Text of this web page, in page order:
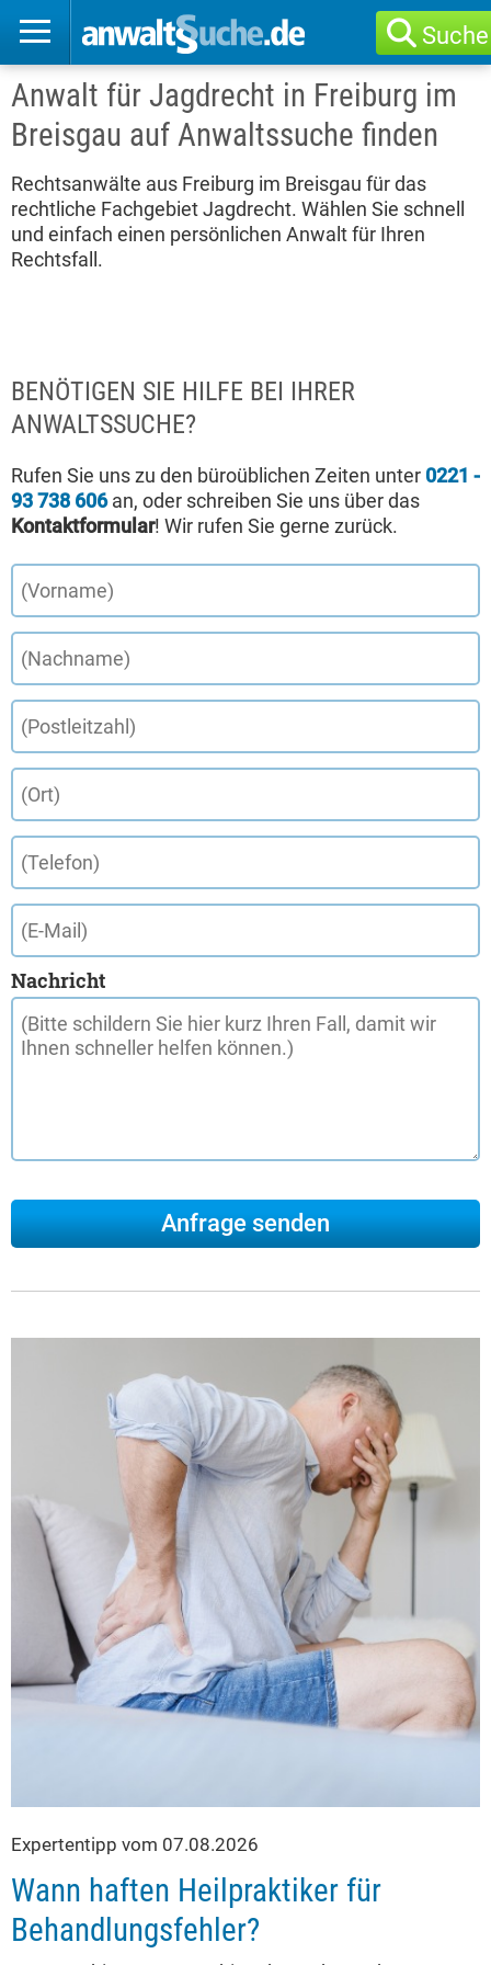
Suche
Anwalt für Jagdrecht in Freiburg im
Breisgau auf Anwaltssuche finden
Rechtsanwälte aus Freiburg im Breisgau für das
rechtliche Fachgebiet Jagdrecht. Wählen Sie schnell
und einfach einen persönlichen Anwalt für Ihren
Rechtsfall.
BENÖTIGEN SIE HILFE BEI IHRER
ANWALTSSUCHE?
Rufen Sie uns zu den büroüblichen Zeiten unter 0221 -
93 738 606an, oder schreiben Sie uns über das
Kontaktformular! Wir rufen Sie gerne zurück.
Nachricht
Expertentipp vom 07.08.2026
Wann haften Heilpraktiker für
Behandlungsfehler?